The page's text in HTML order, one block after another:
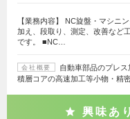
【業務内容】 NC旋盤・マシニ
加え、段取り、測定、改善など
です。 ■NC…
会社概要
自動車部品のプレス
積層コアの高速加工等小物・精
興味あり